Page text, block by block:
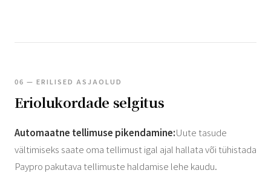
06 — ERILISED ASJAOLUD
Eriolukordade selgitus
Automaatne tellimuse pikendamine:Uute tasude
vältimiseks saate oma tellimust igal ajal hallata või tühistada
Paypro pakutava tellimuste haldamise lehe kaudu.